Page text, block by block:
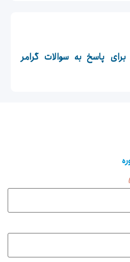
پاسخ به سوالات گرامر